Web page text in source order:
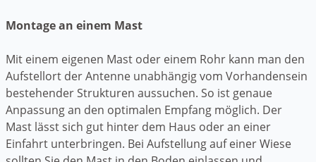
Montage an einem Mast
Mit einem eigenen Mast oder einem Rohr kann man den
Aufstellort der Antenne unabhängig vom Vorhandensein
bestehender Strukturen aussuchen. So ist genaue
Anpassung an den optimalen Empfang möglich. Der
Mast lässt sich gut hinter dem Haus oder an einer
Einfahrt unterbringen. Bei Aufstellung auf einer Wiese